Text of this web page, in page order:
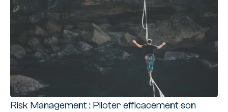
Risk Management : Piloter efficacement son